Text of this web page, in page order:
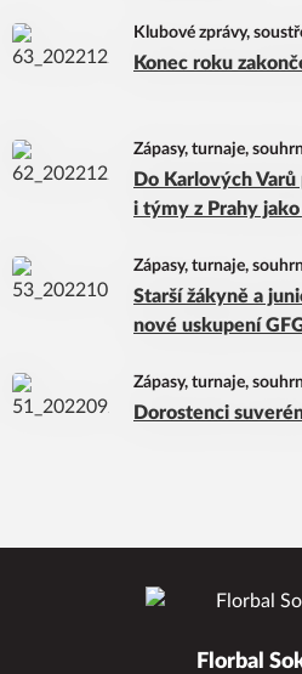
Klubové zprávy,
Konec roku
Zápasy, turnaje,
Do Karlových
i týmy z Prahy
Zápasy, turnaje,
Starší žákyně a
nové uskupení
Zápasy, turnaje,
Dorostenci
Florbal